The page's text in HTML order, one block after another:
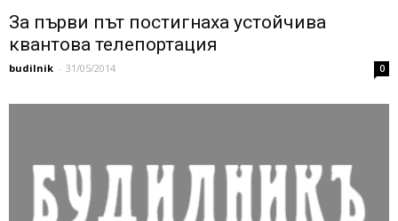
За първи път постигнаха устойчива
квантова телепортация
budilnik - 31/05/2014 0